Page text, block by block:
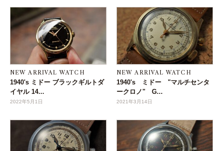
NEW ARRIVAL WATCH
1940's ミドー ブラックギルトダ
イヤル 14...
2022年5月1日
NEW ARRIVAL WATCH
1940's ミドー "マルチセンタ
ークロノ" G...
2021年3月14日